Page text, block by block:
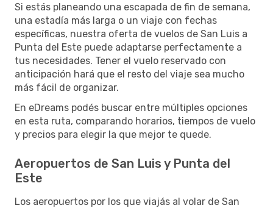
Si estás planeando una escapada de fin de semana,
una estadía más larga o un viaje con fechas
específicas, nuestra oferta de vuelos de San Luis a
Punta del Este puede adaptarse perfectamente a
tus necesidades. Tener el vuelo reservado con
anticipación hará que el resto del viaje sea mucho
más fácil de organizar.
En eDreams podés buscar entre múltiples opciones
en esta ruta, comparando horarios, tiempos de vuelo
y precios para elegir la que mejor te quede.
Aeropuertos de San Luis y Punta del
Este
Los aeropuertos por los que viajás al volar de San